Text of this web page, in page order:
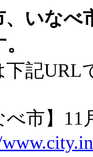
、いなべ
下記URL
べ市】